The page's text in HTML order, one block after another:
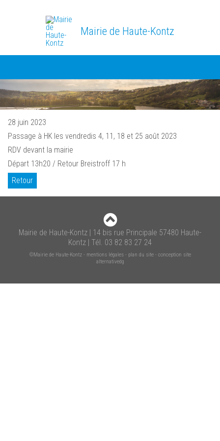
Mairie de Haute-Kontz
28 juin 2023
Passage à HK les vendredis 4, 11, 18 et 25 août 2023
RDV devant la mairie
Départ 13h20 / Retour Breistroff 17 h
Retour
Mairie de Haute-Kontz | 14 bis rue Principale 57480 Haute-
Kontz | Tél. 03 82 83 27 24
©Mairie de Haute-Kontz- mentions légales- plan du site- conception site
alternativedg